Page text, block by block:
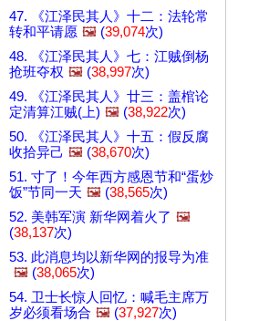
47. 《江泽民其人》十二：法轮常
转和平请愿 🖼️ (39,074次)
48. 《江泽民其人》七：江贼倒杨
抢班夺权 🖼️ (38,997次)
49. 《江泽民其人》廿三：盖棺论
定清算江贼(上) 🖼️ (38,922次)
50. 《江泽民其人》十五：假反腐
收拾异己 🖼️ (38,670次)
51. 寸了！今年西方感恩节和“蛋炒
饭”节同一天 🖼️ (38,565次)
52. 美韩军演 新华网着火了 🖼️
(38,137次)
53. 此消息均以新华网的报导为准
🖼️ (38,065次)
54. 卫士长惊人回忆：喊毛主席万
岁必须看场合 🖼️ (37,927次)